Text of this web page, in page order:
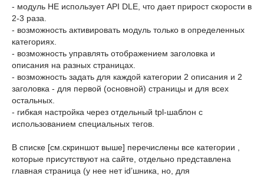
- модуль НЕ использует API DLE, что дает прирост скорости в
2-3 раза.
- возможность активировать модуль только в определенных
категориях.
- возможность управлять отображением заголовка и
описания на разных страницах.
- возможность задать для каждой категории 2 описания и 2
заголовка - для первой (основной) страницы и для всех
остальных.
- гибкая настройка через отдельный tpl-шаблон с
использованием специальных тегов.
В списке [см.скриншот выше] перечислены все категории ,
которые присутствуют на сайте, отдельно представлена
главная страница (у нее нет id’шника, но, для